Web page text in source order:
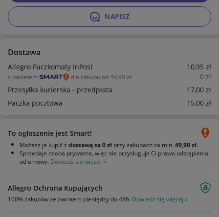
NAPISZ
Dostawa
Allegro Paczkomaty InPost 10,95 zł
z pakietem dla zakupu od 49,90 zł 0 zł
Przesyłka kurierska - przedpłata
17,00 zł
Paczka pocztowa
15,00 zł
To ogłoszenie jest Smart!
Możesz je kupić z dostawą za 0 zł przy zakupach za min. 49,90 zł.
Sprzedaje osoba prywatna, więc nie przysługuje Ci prawo odstąpienia
od umowy. Dowiedz się więcej »
Allegro Ochrona Kupujących
100% zakupów ze zwrotem pieniędzy do 48h. Dowiedz się więcej »